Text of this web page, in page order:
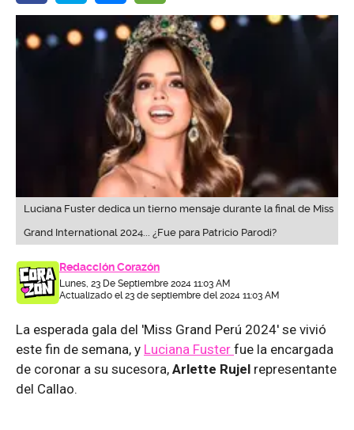
Luciana Fuster dedica un tierno mensaje durante la final de Miss
Grand International 2024... ¿Fue para Patricio Parodi?
Redacción Corazón
Lunes, 23 De Septiembre 2024 11:03 AM
Actualizado el 23 de septiembre del 2024 11:03 AM
La esperada gala del 'Miss Grand Perú 2024' se vivió
este fin de semana, y Luciana Fuster fue la encargada
de coronar a su sucesora, Arlette Rujel representante
del Callao.